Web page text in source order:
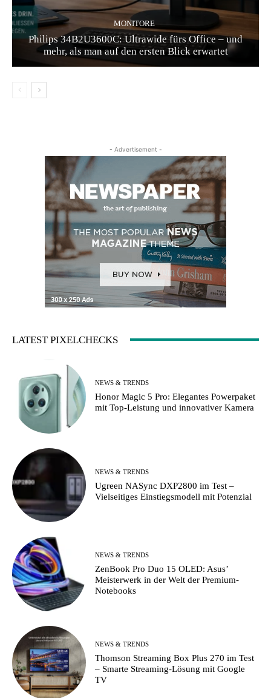
MONITORE
Philips 34B2U3600C: Ultrawide fürs Office – und
mehr, als man auf den ersten Blick erwartet
- Advertisement -
LATEST PIXELCHECKS
NEWS & TRENDS
Honor Magic 5 Pro: Elegantes Powerpaket
mit Top-Leistung und innovativer Kamera
NEWS & TRENDS
Ugreen NASync DXP2800 im Test –
Vielseitiges Einstiegsmodell mit Potenzial
NEWS & TRENDS
ZenBook Pro Duo 15 OLED: Asus’
Meisterwerk in der Welt der Premium-
Notebooks
NEWS & TRENDS
Thomson Streaming Box Plus 270 im Test
– Smarte Streaming-Lösung mit Google
TV